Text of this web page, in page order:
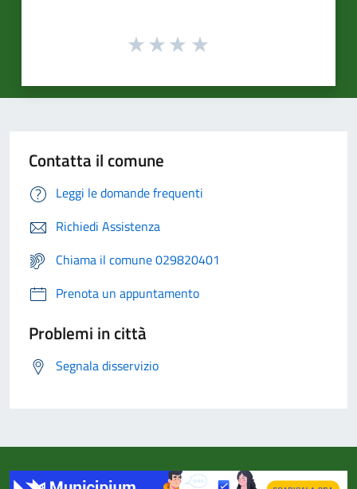
Contatta il comune
Leggi le domande frequenti
Richiedi Assistenza
Chiama il comune 029820401
Prenota un appuntamento
Problemi in città
Segnala disservizio